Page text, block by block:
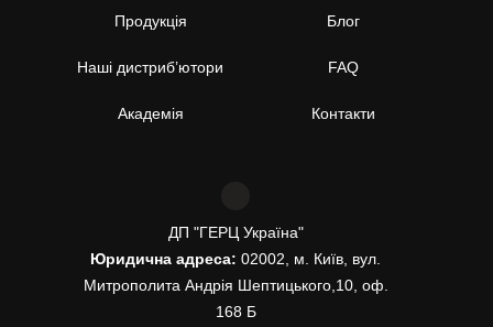
Продукція
Наші дистриб’ютори
Академія
Блог
FAQ
Контакти
ДП "ГЕРЦ Україна"
Юридична адреса: 02002, м. Київ, вул.
Митрополита Андрія Шептицького,10, оф.
168 Б